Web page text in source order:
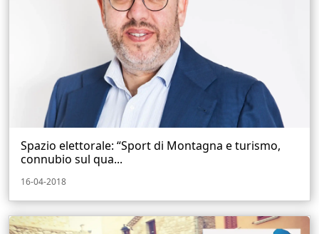
Spazio elettorale: “Sport di Montagna e turismo,
connubio sul qua...
16-04-2018